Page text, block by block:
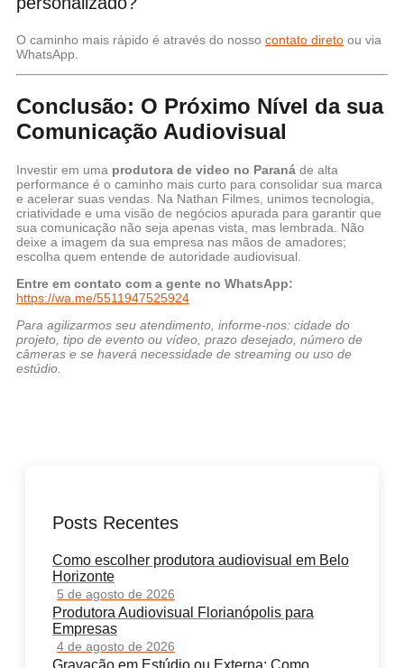
O caminho mais rápido é através do nosso contato direto ou via
WhatsApp.
Conclusão: O Próximo Nível da sua
Comunicação Audiovisual
Investir em uma produtora de video no Paraná de alta
performance é o caminho mais curto para consolidar sua marca
e acelerar suas vendas. Na Nathan Filmes, unimos tecnologia,
criatividade e uma visão de negócios apurada para garantir que
sua comunicação não seja apenas vista, mas lembrada. Não
deixe a imagem da sua empresa nas mãos de amadores;
escolha quem entende de autoridade audiovisual.
Entre em contato com a gente no WhatsApp:
https://wa.me/5511947525924
Para agilizarmos seu atendimento, informe-nos: cidade do
projeto, tipo de evento ou vídeo, prazo desejado, número de
câmeras e se haverá necessidade de streaming ou uso de
estúdio.
Posts Recentes
Como escolher produtora audiovisual em Belo
Horizonte
5 de agosto de 2026
Produtora Audiovisual Florianópolis para
Empresas
4 de agosto de 2026
Gravação em Estúdio ou Externa: Como